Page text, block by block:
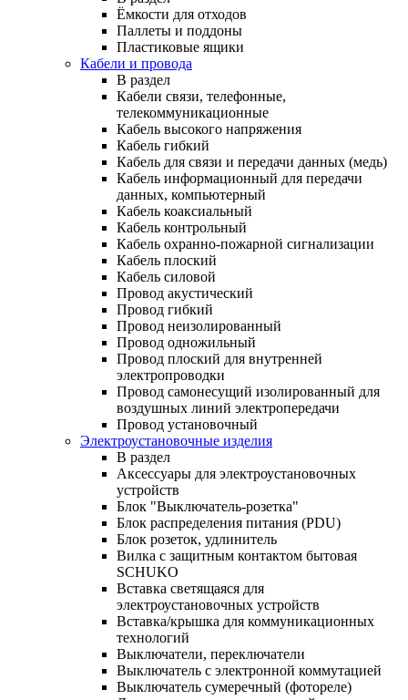
Ёмкости для отходов
Паллеты и поддоны
Пластиковые ящики
Кабели и провода
В раздел
Кабели связи, телефонные,
телекоммуникационные
Кабель высокого напряжения
Кабель гибкий
Кабель для связи и передачи данных (медь)
Кабель информационный для передачи
данных, компьютерный
Кабель коаксиальный
Кабель контрольный
Кабель охранно-пожарной сигнализации
Кабель плоский
Кабель силовой
Провод акустический
Провод гибкий
Провод неизолированный
Провод одножильный
Провод плоский для внутренней
электропроводки
Провод самонесущий изолированный для
воздушных линий электропередачи
Провод установочный
Электроустановочные изделия
В раздел
Аксессуары для электроустановочных
устройств
Блок "Выключатель-розетка"
Блок распределения питания (PDU)
Блок розеток, удлинитель
Вилка с защитным контактом бытовая
SCHUKO
Вставка светящаяся для
электроустановочных устройств
Вставка/крышка для коммуникационных
технологий
Выключатели, переключатели
Выключатель с электронной коммутацией
Выключатель сумеречный (фотореле)